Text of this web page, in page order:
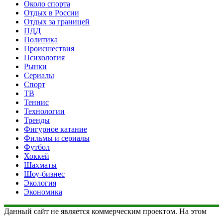
Около спорта
Отдых в России
Отдых за границей
ПДД
Политика
Происшествия
Психология
Рынки
Сериалы
Спорт
ТВ
Теннис
Технологии
Тренды
Фигурное катание
Фильмы и сериалы
Футбол
Хоккей
Шахматы
Шоу-бизнес
Экология
Экономика
Данный сайт не является коммерческим проектом. На этом